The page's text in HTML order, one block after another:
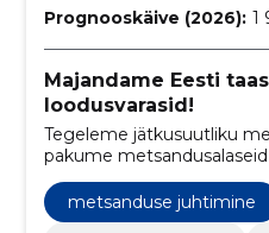
Prognooskäive (2026): 1
Majandame Eesti
loodusvarasid!
Tegeleme jätkusuutliku
pakume
metsakinnistute ostu,
metsamaerjali ostmist ja
koostamist.
metsanduse juhtimine